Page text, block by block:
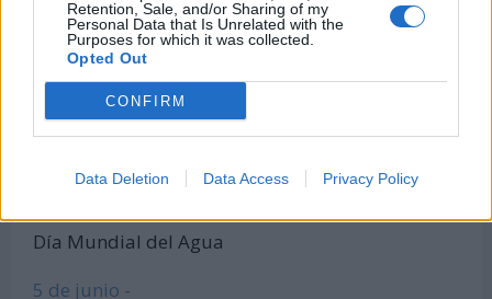
Retention, Sale, and/or Sharing of my
Personal Data that Is Unrelated with the
Purposes for which it was collected.
Opted Out
CONFIRM
Data Deletion Data Access Privacy Policy
Días Más Buscados
8 de marzo -
Día Mundial del Agua
5 de junio -